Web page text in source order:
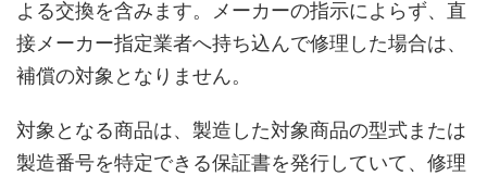
よる交換を含みます。メーカーの指示によらず、直
接メーカー指定業者へ持ち込んで修理した場合は、
補償の対象となりません。
対象となる商品は、製造した対象商品の型式または
製造番号を特定できる保証書を発行していて、修理